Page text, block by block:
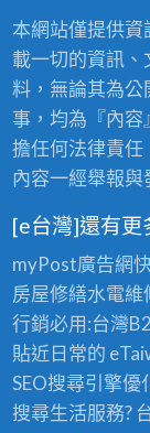
本網站僅提供
載一切的資訊
料，無論其為
事，均為『內容
擔任何法律責
內容一經舉報與
[e台灣]還有更
myPost廣告網
房屋修繕水電維
行銷必用:台灣
貼近日常的
SEO搜尋引擎優
搜尋生活服務?